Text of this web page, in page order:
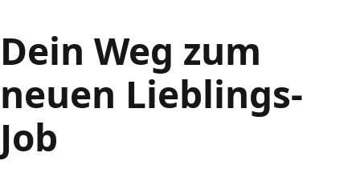
Dein Weg zum
neuen Lieblings-
Job